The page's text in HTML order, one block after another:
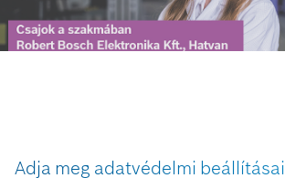
Adja meg adatvédelmi